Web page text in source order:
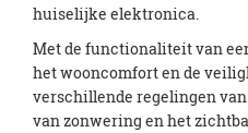
huiselijke elektronica.
Met de functionaliteit van
het wooncomfort en de
verschillende regelingen
van zonwering en het